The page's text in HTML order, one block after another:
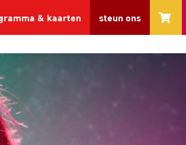
& kaarten steun ons